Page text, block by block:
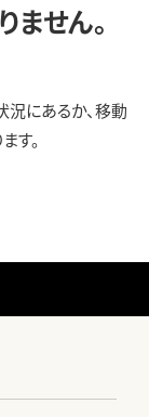
せん。
にあるか、移動
す。